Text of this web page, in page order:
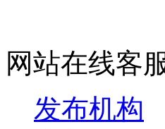
网站在线客
发布机构